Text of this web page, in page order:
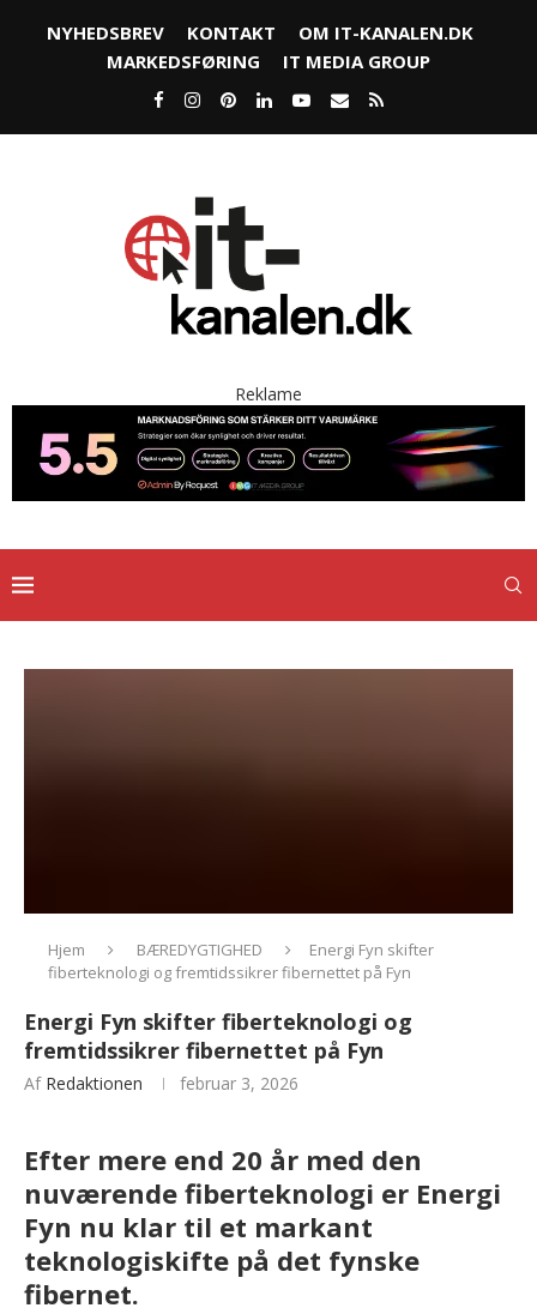
NYHEDSBREV KONTAKT
OM IT-KANALEN.DK
MARKEDSFØRING
IT MEDIA GROUP
Reklame
Hjem BÆREDYGTIGHED
Energi Fyn skifter
fiberteknologi og fremtidssikrer fibernettet på Fyn
Energi Fyn skifter fiberteknologi og
fremtidssikrer fibernettet på Fyn
Af Redaktionen februar 3, 2026
Efter mere end 20 år med den
nuværende fiberteknologi er Energi
Fyn nu klar til et markant
teknologiskifte på det fynske
fibernet.